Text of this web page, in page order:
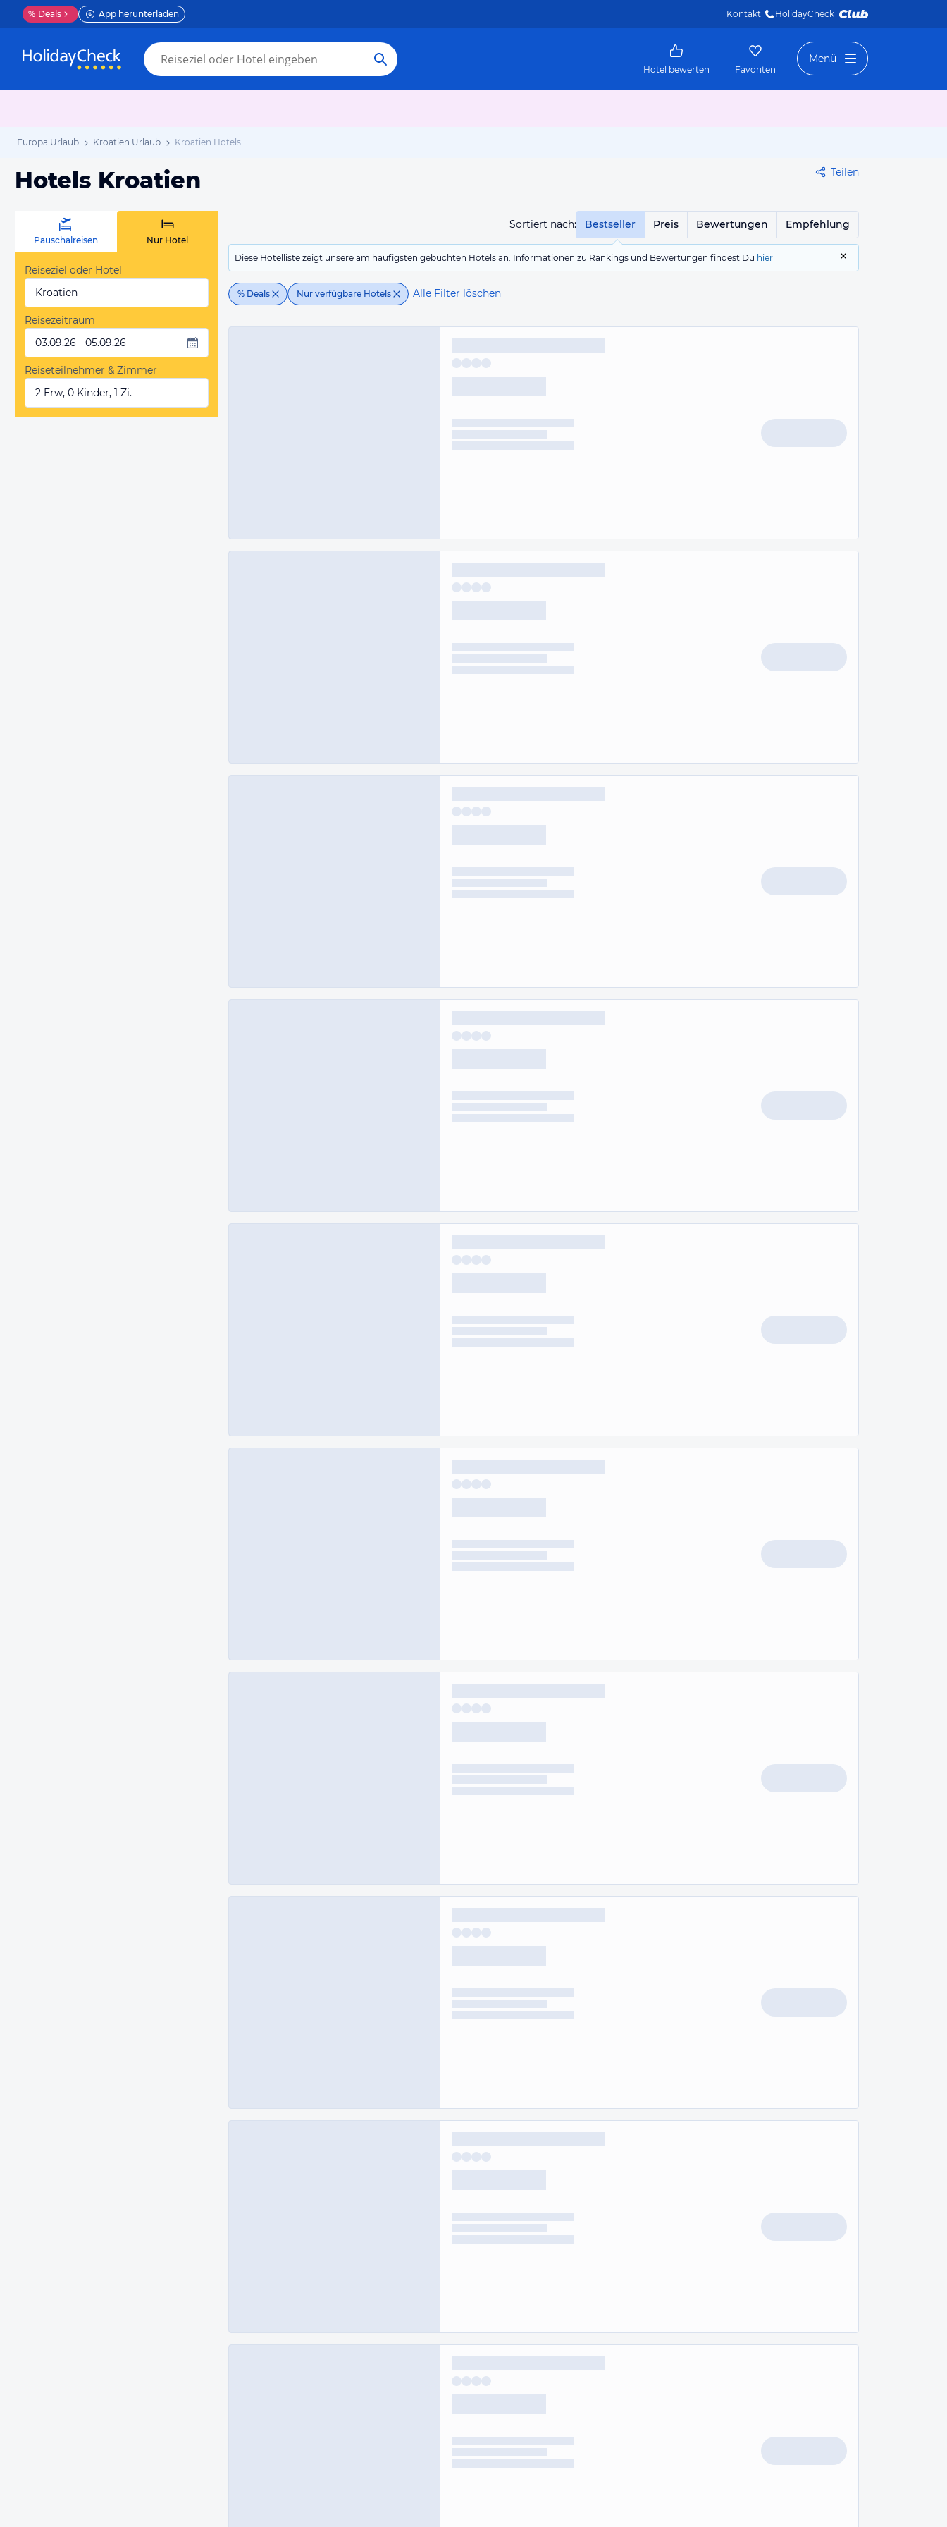
% Deals App herunterladen Kontakt HolidayCheck
Hotel bewerten Favoriten
Menü
Europa Urlaub Kroatien Urlaub Kroatien Hotels
Hotels Kroatien Teilen
Sortiert nach: Bestseller Preis Bewertungen Empfehlung
Diese Hotelliste zeigt unsere am häufigsten gebuchten Hotels an. Informationen zu Rankings und Bewertungen findest Du hier
% Deals Nur verfügbare Hotels Alle Filter löschen
Pauschalreisen Nur Hotel
Reiseziel oder Hotel
Kroatien
Reisezeitraum
03.09.26 - 05.09.26
Reiseteilnehmer & Zimmer
2 Erw, 0 Kinder, 1 Zi.